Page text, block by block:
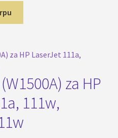
za HP
111w,